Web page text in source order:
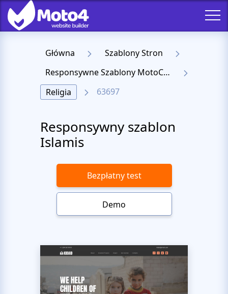
Główna
Szablony Stron
Responsywne Szablony MotoCMS 3
Religia
63697
Responsywny szablon
Islamis
Bezpłatny test
Demo